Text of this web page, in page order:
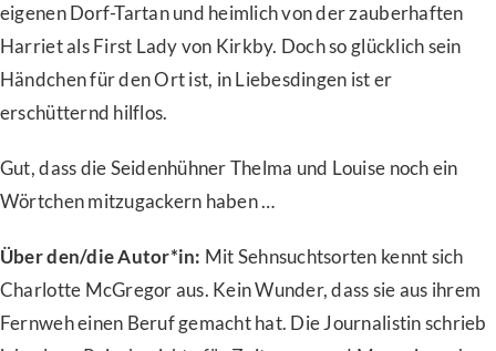
eigenen Dorf-Tartan und heimlich von der zauberhaften
Harriet als First Lady von Kirkby. Doch so glücklich sein
Händchen für den Ort ist, in Liebesdingen ist er
erschütternd hilflos.
Gut, dass die Seidenhühner Thelma und Louise noch ein
Wörtchen mitzugackern haben …
Über den/die Autor*in: Mit Sehnsuchtsorten kennt sich
Charlotte McGregor aus. Kein Wunder, dass sie aus ihrem
Fernweh einen Beruf gemacht hat. Die Journalistin schrieb